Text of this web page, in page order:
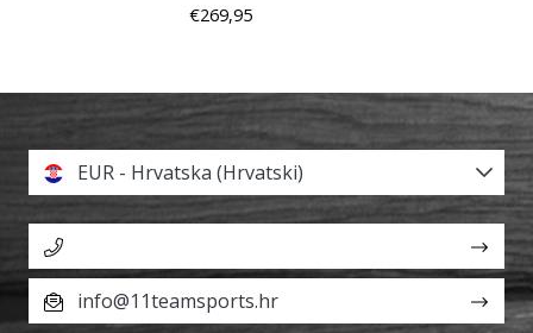
€269,95
EUR - Hrvatska (Hrvatski)
info@11teamsports.hr